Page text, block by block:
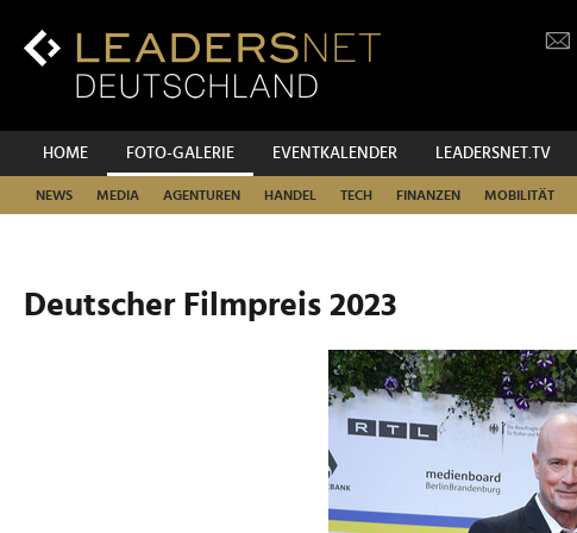
Inhalt
Hauptnavigation
HOME FOTO-GALERIE EVENTKALENDER LEADERSNET.TV
NEWS MEDIA AGENTUREN HANDEL TECH FINANZEN MOBILITÄT
Deutscher Filmpreis 2023